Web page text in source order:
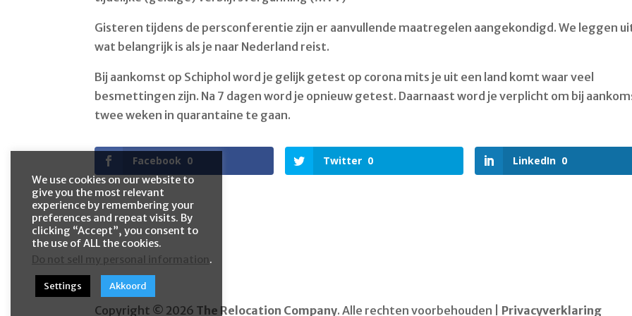
Gisteren tijdens de persconferentie zijn er aanvullende maatregelen aangekondigd. We leggen
wat belangrijk is als je naar Nederland reist.
Bij aankomst op Schiphol word je gelijk getest op corona mits je uit een land komt waar veel
besmettingen zijn. Na 7 dagen word je opnieuw getest. Daarnaast word je verplicht om bij
twee weken in quarantaine te gaan.
Facebook 0 Twitter 0 LinkedIn 0
Copyright © 2026 The Relocation Company. Alle rechten voorbehouden | Privacyverklaring
We use cookies on our website to
give you the most relevant
experience by remembering your
preferences and repeat visits. By
clicking “Accept”, you consent to
the use of ALL the cookies.
Do not sell my personal information.
Settings Akkoord